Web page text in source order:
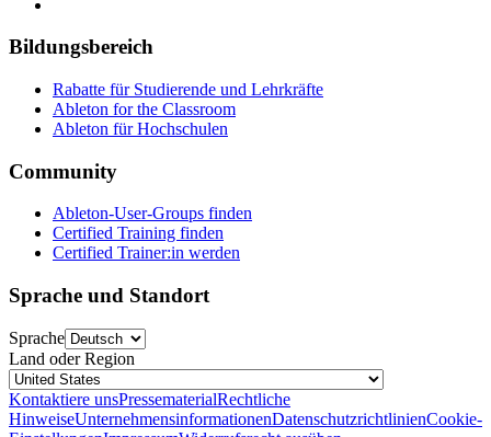
Bildungsbereich
Rabatte für Studierende und Lehrkräfte
Ableton for the Classroom
Ableton für Hochschulen
Community
Ableton-User-Groups finden
Certified Training finden
Certified Trainer:in werden
Sprache und Standort
Sprache
Land oder Region
Kontaktiere unsPressematerialRechtliche
HinweiseUnternehmensinformationenDatenschutzrichtlinienCookie-